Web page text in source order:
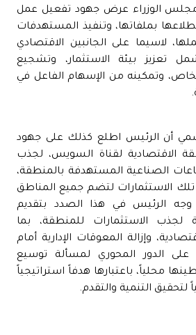
الوزراء عرض جهود تفعيل عمل
بملفاتها، وتنفيذ المستهدفات
لاسيما على الجانبين الاقتصادي
تعزيز بيئة الاستثمار، وتشجيع
وتمكينه من الإسهام الفاعل في
أن الرئيس اطلع كذلك على جهود
الاقتصادية لقناة السويس، لجذب
الصناعية المستهدفة بالمنطقة،
تلك الاستثمارات لتضم جميع المناطق
وجه الرئيس في هذا الصدد بتقديم
لجذب الاستثمارات للمنطقة، بما
وإزالة المعوقات الإدارية أمام
على الدور المحوري لمسألة توسيع
محلياً، باعتبارها هدفاً استراتيجياً
لتحقيق التنمية والتقدم.